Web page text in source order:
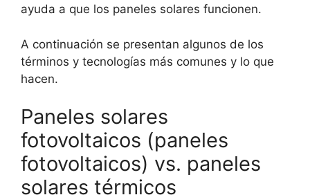
ayuda a que los paneles solares funcionen.
A continuación se presentan algunos de los
términos y tecnologías más comunes y lo que
hacen.
Paneles solares
fotovoltaicos (paneles
fotovoltaicos) vs. paneles
solares térmicos